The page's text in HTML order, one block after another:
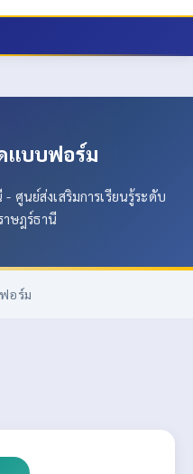
แบบฟอร์ม
ศูนย์ส่งเสริมการเรียนรู้ระดับ
าษฎร์ธานี
อร์ม